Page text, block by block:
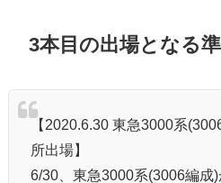
3本目の出場となる
【2020.6.30 東急3000系
所出場】
6/30、東急3000系(3006編成